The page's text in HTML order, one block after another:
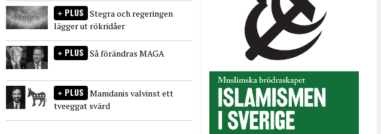
PLUS Stegra och regeringen
lägger ut rökridåer
PLUS Så förändras MAGA
PLUS Mamdanis valvinst ett
tveeggat svärd